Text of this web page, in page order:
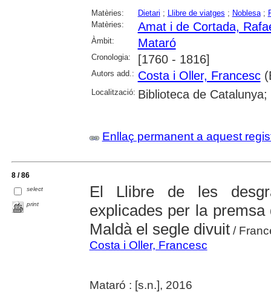
Matèries: Dietari ; Llibre de viatges ; Noblesa;
Matèries:
Amat i de Cortada,
Àmbit: Mataró
Cronologia: [1760 - 1816]
Autors add.: Costa i Oller, Francesc
Localització: Biblioteca de
Enllaç permanent a aquest
8 / 86
select
print
El Llibre de les
explicades per la
Maldà el segle divuit/
Costa i Oller, Francesc
Mataró : [s.n.], 2016